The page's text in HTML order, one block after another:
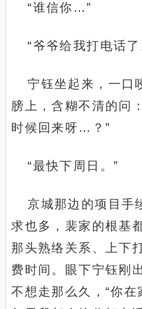
“谁信你…”
“爷爷给我打电话了
宁钰坐起来，一口
膀上，含糊不清的问
时候回来呀…？”
“最快下周日。”
京城那边的项目手
求也多，裴家的根基
那头熟络关系、上下
费时间。眼下宁钰刚
不想走那么久，“你在